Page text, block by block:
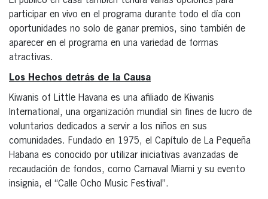
participar en vivo en el programa durante todo el día con
oportunidades no solo de ganar premios, sino también de
aparecer en el programa en una variedad de formas
atractivas.
Los Hechos detrás de la Causa
Kiwanis of Little Havana es una afiliado de Kiwanis
International, una organización mundial sin fines de lucro de
voluntarios dedicados a servir a los niños en sus
comunidades. Fundado en 1975, el Capítulo de La Pequeña
Habana es conocido por utilizar iniciativas avanzadas de
recaudación de fondos, como Carnaval Miami y su evento
insignia, el “Calle Ocho Music Festival”.